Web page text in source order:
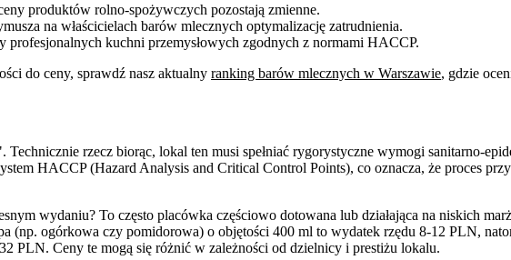
produktów rolno-spożywczych pozostają zmienne.
na właścicielach barów mlecznych optymalizację zatrudnienia.
profesjonalnych kuchni przemysłowych zgodnych z normami HACCP.
do ceny, sprawdź nasz aktualny ranking barów mlecznych w Warszawie, gdzie
rzecz biorąc, lokal ten musi spełniać rygorystyczne wymogi sanitarno-
HACCP (Hazard Analysis and Critical Control Points), co oznacza, że proces
wydaniu? To często placówka częściowo dotowana lub działająca na niskich
(np. ogórkowa czy pomidorowa) o objętości 400 ml to wydatek rzędu 8-12 PLN,
PLN. Ceny te mogą się różnić w zależności od dzielnicy i prestiżu lokalu.